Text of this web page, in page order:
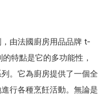
由法國廚房用品品牌 t-
特點是它的多功能性，
。它為廚房提供了一個全
行各種烹飪活動。無論是